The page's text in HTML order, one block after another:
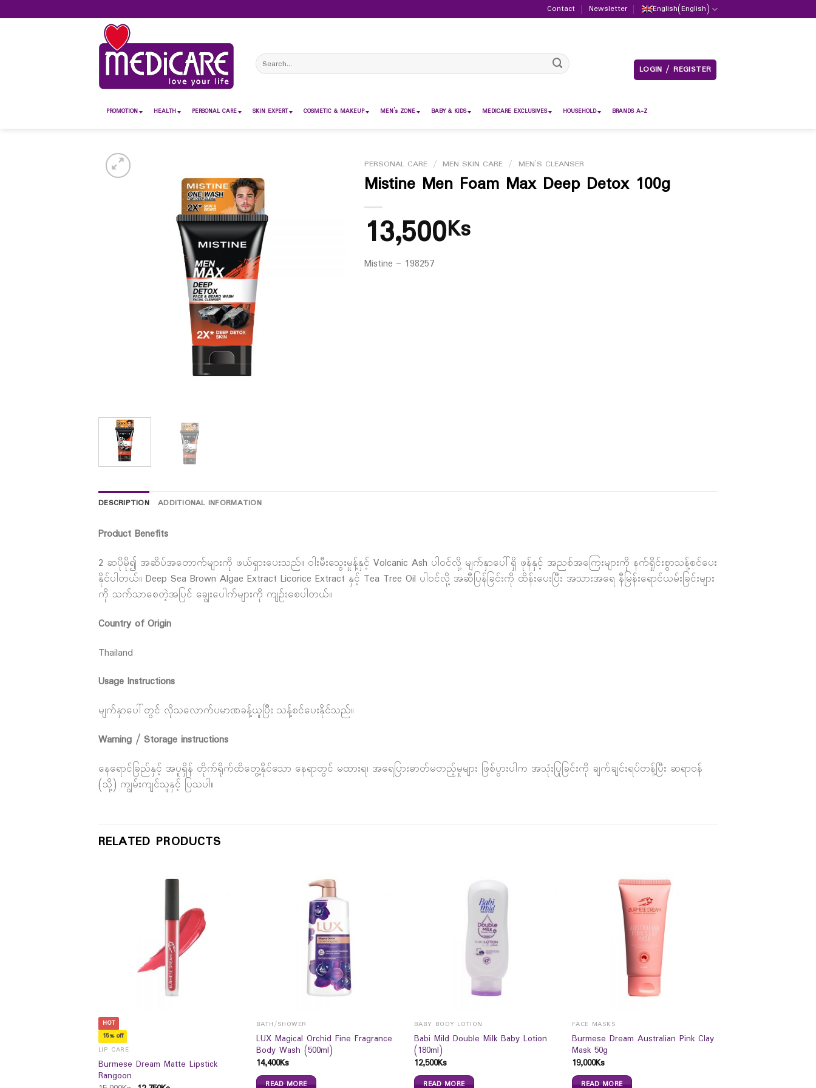
to
Contact Newsletter English(English)
Search
for:
LOGIN / REGISTER
PROMOTION HEALTH PERSONAL CARE SKIN EXPERT COSMETIC & MAKEUP MEN’s ZONE BABY & KIDS MEDICARE EXCLUSIVES HOUSEHOLD BRANDS A-Z
PERSONAL CARE / MEN SKIN CARE / MEN`S CLEANSER
Mistine Men Foam Max Deep Detox 100g
13,500Ks
Mistine – 198257
DESCRIPTION ADDITIONAL INFORMATION
Product Benefits
2 ဆပိုမို၍ အဆိပ်အတောက်များကို ဖယ်ရှားပေးသည်။ ဝါးမီးသွေးမှုန့်နှင့် Volcanic Ash ပါဝင်လို့ မျက်နှာပေါ်ရှိ ဖုန်နှင့် အညစ်အကြေးများကို နက်ရှိုင်းစွာသန့်စင်ပေး
နိုင်ပါတယ်။ Deep Sea Brown Algae Extract Licorice Extract နှင့် Tea Tree Oil ပါဝင်လို့ အဆီပြန်ခြင်းကို ထိန်းပေးပြီး အသားအရေ နီမြန်းရောင်ယမ်းခြင်းများ
ကို သက်သာစေတဲ့အပြင် ချွေးပေါက်များကို ကျဉ်းစေပါတယ်။
Country of Origin
Thailand
Usage Instructions
မျက်နှာပေါ်တွင် လိုသလောက်ပမာဏခန့်ယူပြီး သန့်စင်ပေးနိုင်သည်။
Warning / Storage instructions
နေရောင်ခြည်နှင့် အပူရှိန် တိုက်ရိုက်ထိတွေ့နိုင်သော နေရာတွင် မထားရ၊ အရေပြားဓာတ်မတည့်မှုများ ဖြစ်ပွားပါက အသုံးပြုခြင်းကို ချက်ချင်းရပ်တန့်ပြီး ဆရာဝန်
(သို့) ကျွမ်းကျင်သူနှင့် ပြသပါ။
RELATED PRODUCTS
HOT
15% off
LIP CARE
Burmese Dream Matte Lipstick
Rangoon
BATH/SHOWER
LUX Magical Orchid Fine Fragrance
Body Wash (500ml)
14,400Ks
READ MORE
BABY BODY LOTION
Babi Mild Double Milk Baby Lotion
(180ml)
12,500Ks
READ MORE
FACE MASKS
Burmese Dream Australian Pink Clay
Mask 50g
19,000Ks
READ MORE